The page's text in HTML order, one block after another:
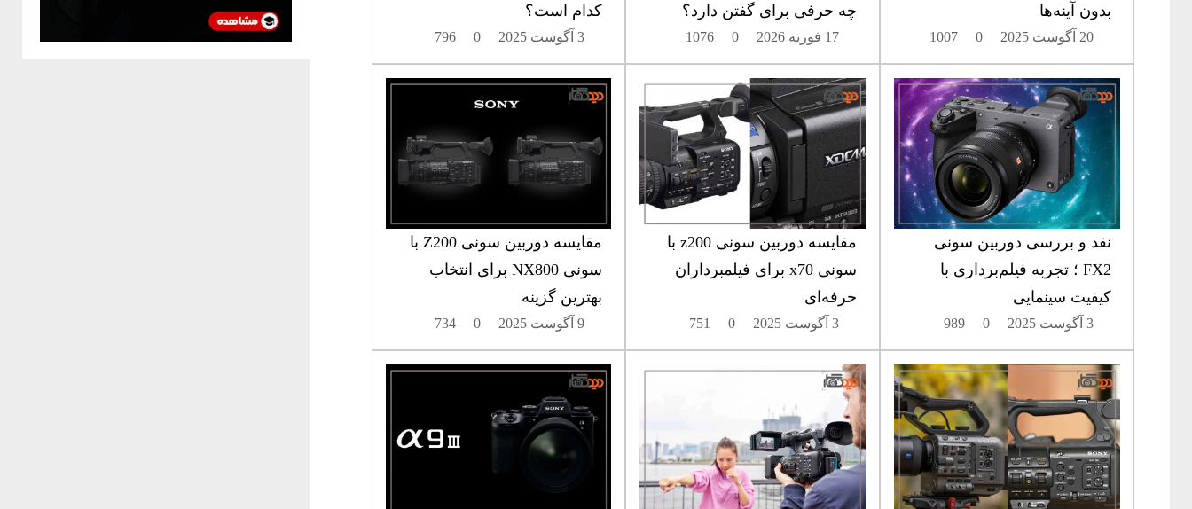
بدون آینه‌ها
20 آگوست 2025 0
1007
چه حرفی برای گفتن دارد؟
17 فوریه 2026 0
1076
کدام است؟
3 آگوست 2025 0
796
نقد و بررسی دوربین سونی
FX2 ؛ تجربه فیلم‌برداری با
کیفیت سینمایی
3 آگوست 2025 0
989
مقایسه دوربین سونی z200 با
سونی x70 برای فیلمبرداران
حرفه‌ای
3 آگوست 2025 0
751
مقایسه دوربین سونی Z200 با
سونی NX800 برای انتخاب
بهترین گزینه
9 آگوست 2025 0
734